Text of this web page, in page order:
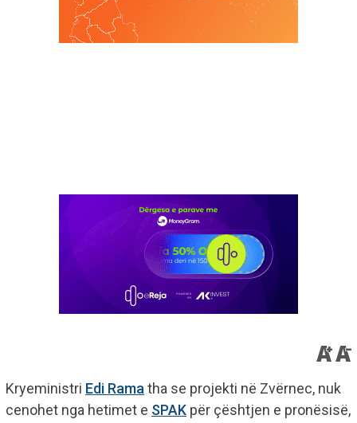
Kryeministri Edi Ramatha se projekti në Zvërnec, nuk
cenohet nga hetimet e SPAK për çështjen e pronësisë,